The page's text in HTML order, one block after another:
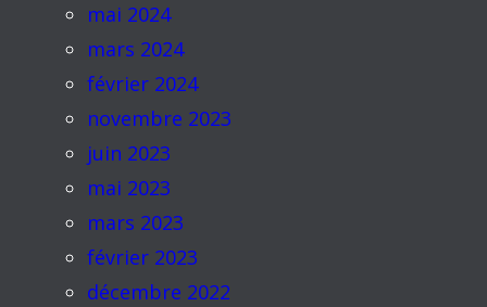
mai 2024
mars 2024
février 2024
novembre 2023
juin 2023
mai 2023
mars 2023
février 2023
décembre 2022